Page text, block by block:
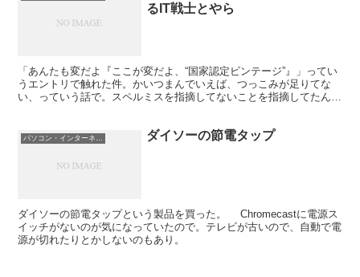
るIT戦士とやら
「あんたも変だよ『ここが変だよ、“国家認定ビンテージ”』」ってい
うエントリで触れた件。かいつまんでいえば、つっこみが足りてな
い、っていう話で。スペルミスを指摘してないことを指摘してたんだ
ダイソーの節電タップ
ダイソーの節電タップという製品を買った。 Chromecastに電源ス
イッチがないのが気になっていたので。テレビが古いので、自動で電
源が切れたりとかしないのもあり。